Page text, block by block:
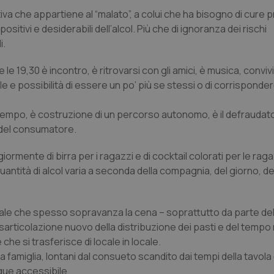
che appartiene al “malato”, a colui che ha bisogno di cure
e desiderabili dell’alcol. Più che di ignoranza dei rischi
19,30 è incontro, è ritrovarsi con gli amici, è musica,
possibilità di essere un po’ più se stessi o di
è costruzione di un percorso autonomo, è il
consumatore.
di birra per i ragazzi e di cocktail colorati per le
di alcol varia a seconda della compagnia, del giorno,
che spesso sopravanza la cena – soprattutto da parte
nuovo della distribuzione dei pasti e del tempo
si trasferisce di locale in locale.
lontani dal consueto scandito dai tempi della tavola
accessibile.
un utente tra le pagine.
.quotidianosanita.it
1 anno 1
Questo cookie viene utilizzato
per mantenere lo stato della
Fornitore/
Dominio
Scadenza Descrizione
.quotidianosanita.it
1 anno 1
mese
Questo cookie viene utilizzato da Google
lo stato della sessione.
Fornitore/Dominio Scadenza
Descrizione
.youtube.com
settimane
delle preferenze dell'utente per i video di
nei siti; può anche determinare se il
.youtube.com
5 mesi 4
settimane
Questo cookie è impostato da Youtube
delle preferenze dell'utente per i video di
nei siti; può anche determinare se il
utilizzando la nuova o la vecchia versione
.youtube.com
delle visualizzazioni dei video incorporati.
.youtube.com
5 mesi 4
settimane
Questo cookie è impostato da YouTube
dell'autenticazione e della
www.quotidianosanita.it